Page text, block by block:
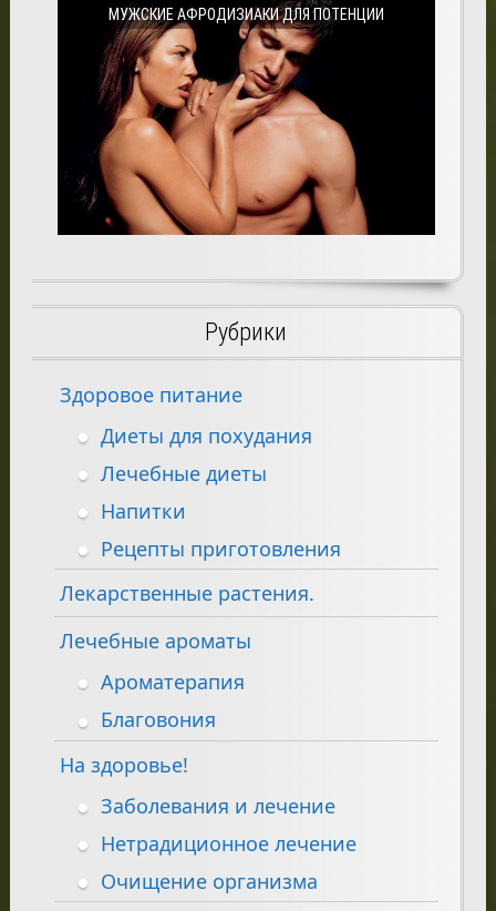
МУЖСКИЕ АФРОДИЗИАКИ ДЛЯ ПОТЕНЦИИ
Рубрики
Здоровое питание
Диеты для похудания
Лечебные диеты
Напитки
Рецепты приготовления
Лекарственные растения.
Лечебные ароматы
Ароматерапия
Благовония
На здоровье!
Заболевания и лечение
Нетрадиционное лечение
Очищение организма